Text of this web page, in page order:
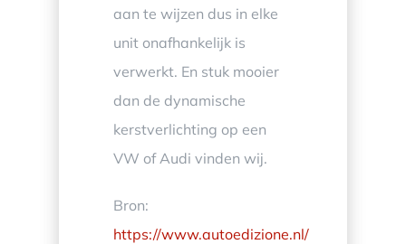
aan te wijzen dus in elke
unit onafhankelijk is
verwerkt. En stuk mooier
dan de dynamische
kerstverlichting op een
VW of Audi vinden wij.
Bron:
https://www.autoedizione.nl/